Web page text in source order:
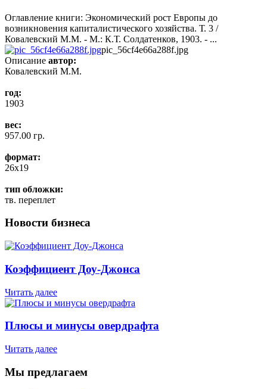
Оглавление книги: Экономический рост Европы до
возникновения капиталистического хозяйства. Т. 3 /
Ковалевский М.М. - М.: К.Т. Солдатенков, 1903. - ...
pic_56cf4e66a288f.jpg
Описание автор:
Ковалевский М.М.
год:
1903
вес:
957.00 гр.
формат:
26x19
тип обложки:
тв. переплет
Новости бизнеса
Коэффициент Доу-Джонса
Читать далее
Плюсы и минусы овердрафта
Читать далее
Мы предлагаем